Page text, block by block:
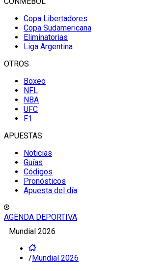
Copa Libertadores
Copa Sudamericana
Eliminatorias
Liga Argentina
OTROS
Boxeo
NFL
NBA
UFC
F1
APUESTAS
Noticias
Guías
Códigos
Pronósticos
Apuesta del día
AGENDA DEPORTIVA
Mundial 2026
/Mundial 2026